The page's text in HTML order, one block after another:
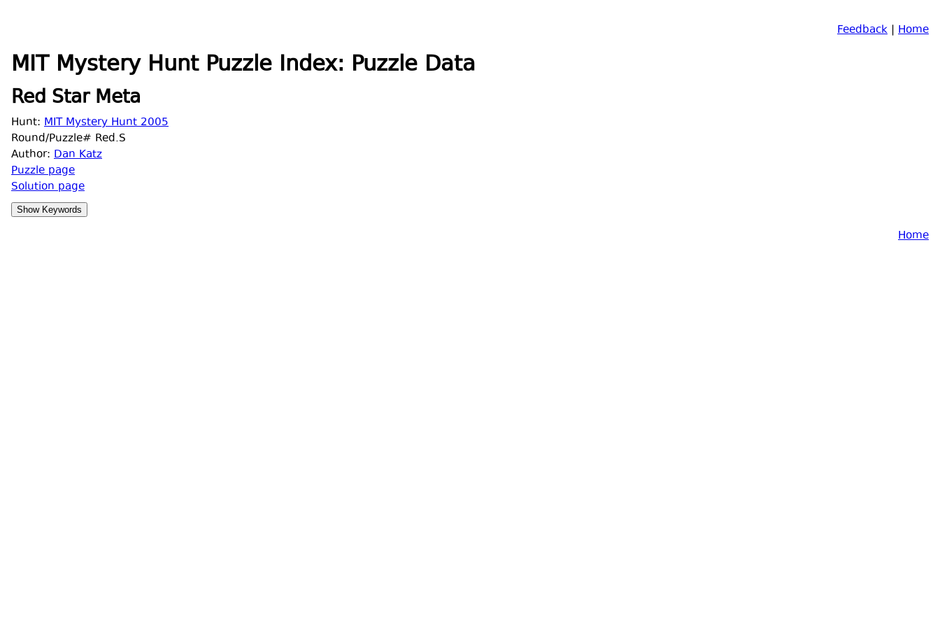
Feedback | Home
MIT Mystery Hunt Puzzle Index: Puzzle Data
Red Star Meta
Hunt: MIT Mystery Hunt 2005
Round/Puzzle# Red.S
Author: Dan Katz
Puzzle page
Solution page
Home